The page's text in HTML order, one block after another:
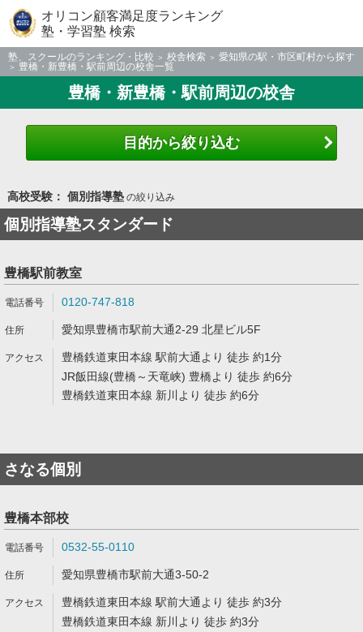
オリコン顧客満足度ランキング
塾・学習塾 検索
塾、スクールのランキング・比較 校舎検索
愛知県の駅・市区町村から探す
豊橋・新豊橋・駅前周辺の校舎一覧
豊橋・新豊橋・駅前周辺の校舎
目的から絞り込む
高校受験： 個別指導塾の絞り込み
個別指導塾スタンダード
豊橋駅前教室
0120-747-818
愛知県豊橋市駅前大通2-29 北星ビル5F
豊橋鉄道東田本線 駅前大通より 徒歩 約1分
JR飯田線(豊橋～天竜峡) 豊橋より 徒歩 約6分
豊橋鉄道東田本線 新川より 徒歩 約6分
さなる個別
豊橋本部校
0532-55-0110
愛知県豊橋市駅前大通3-50-2
豊橋鉄道東田本線 駅前大通より 徒歩 約3分
豊橋鉄道東田本線 新川より 徒歩 約3分